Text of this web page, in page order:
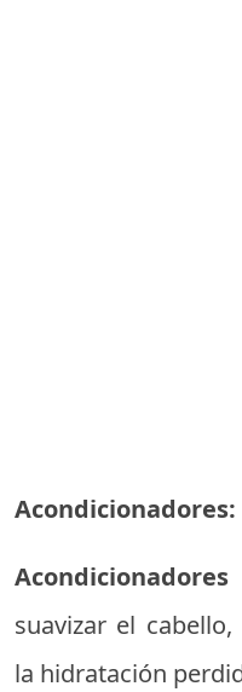
Acondicionadores:
suavizar el
la hidratación